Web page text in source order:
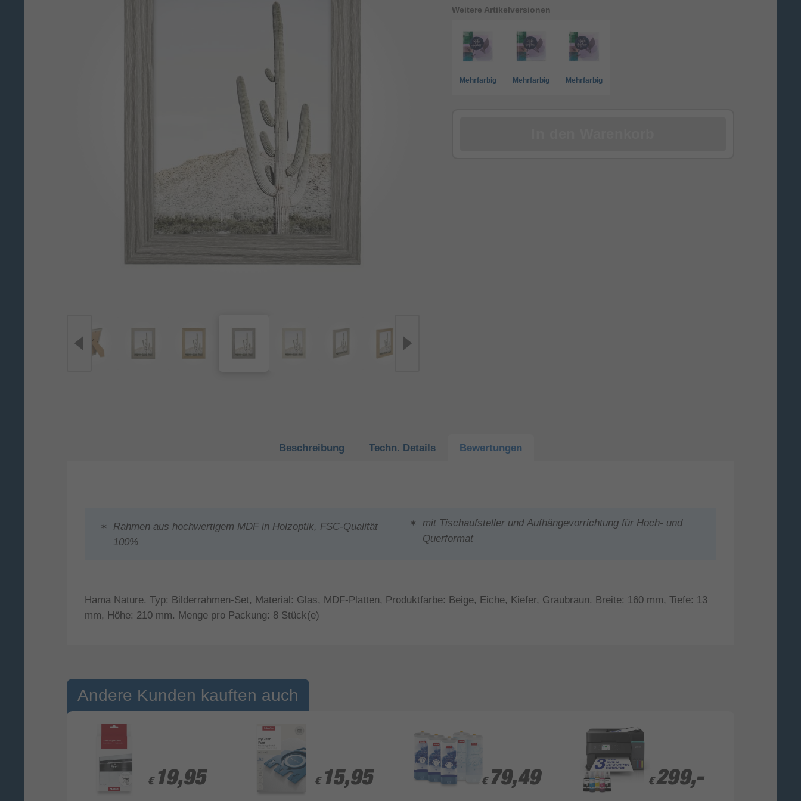
Weitere Artikelversionen
Mehrfarbig Mehrfarbig Mehrfarbig
Beschreibung Techn. Details Bewertungen
Rahmen aus hochwertigem MDF in Holzoptik, FSC-Qualität
100%
mit Tischaufsteller und Aufhängevorrichtung für Hoch- und
Querformat
Hama Nature. Typ: Bilderrahmen-Set, Material: Glas, MDF-Platten, Produktfarbe: Beige, Eiche, Kiefer, Graubraun. Breite: 160 mm, Tiefe: 13
mm, Höhe: 210 mm. Menge pro Packung: 8 Stück(e)
Andere Kunden kauften auch
€ 19,95
€ 19,95 € 15,95
€ 15,95 € 79,49
€ 79,49 € 299,-
€ 299,-